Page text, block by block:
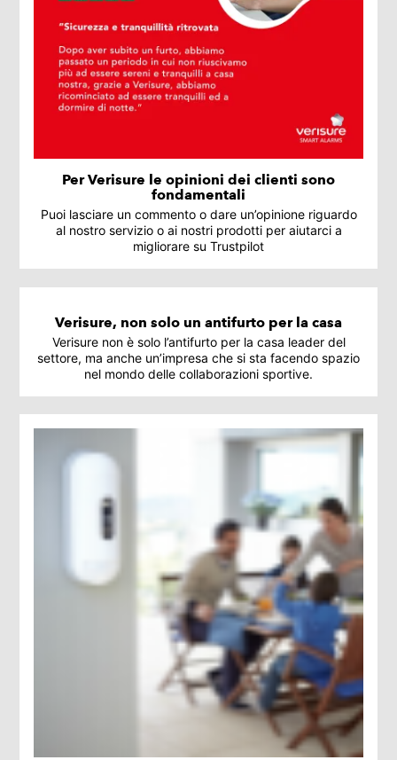
Per Verisure le opinioni dei clienti sono
fondamentali
Puoi lasciare un commento o dare un’opinione riguardo
al nostro servizio o ai nostri prodotti per aiutarci a
migliorare su Trustpilot
Verisure, non solo un antifurto per la casa
Verisure non è solo l’antifurto per la casa leader del
settore, ma anche un’impresa che si sta facendo spazio
nel mondo delle collaborazioni sportive.